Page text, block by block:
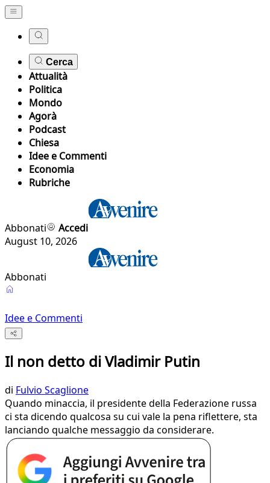
Cerca
Attualità
Politica
Mondo
Agorà
Podcast
Chiesa
Idee e Commenti
Economia
Rubriche
Abbonati
Accedi
August 10, 2026
Abbonati
Idee e Commenti
Il non detto di Vladimir Putin
di Fulvio Scaglione
Quando minaccia, il presidente della Federazione russa
ci sta dicendo qualcosa su cui vale la pena riflettere, sta
lanciando qualche messaggio da considerare.